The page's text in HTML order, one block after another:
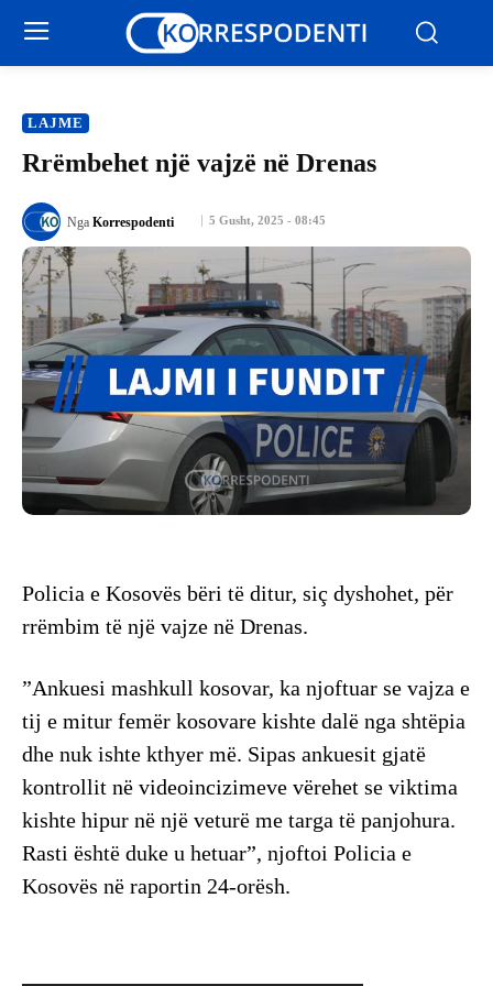
LAJME
Rrëmbehet një vajzë në Drenas
5 Gusht, 2025 - 08:45
Nga Korrespodenti
Policia e Kosovës bëri të ditur, siç dyshohet, për
rrëmbim të një vajze në Drenas.
”Ankuesi mashkull kosovar, ka njoftuar se vajza e
tij e mitur femër kosovare kishte dalë nga shtëpia
dhe nuk ishte kthyer më. Sipas ankuesit gjatë
kontrollit në videoincizimeve vërehet se viktima
kishte hipur në një veturë me targa të panjohura.
Rasti është duke u hetuar”, njoftoi Policia e
Kosovës në raportin 24-orësh.